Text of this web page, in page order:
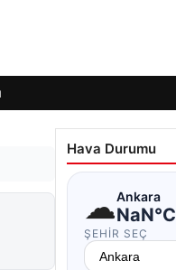
Hava Durumu
☁Ankara
NaN°C
ŞEHIR SEÇ